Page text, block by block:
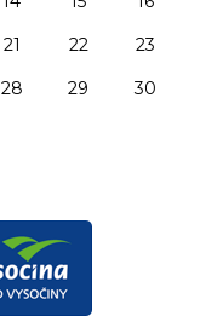
21 22
23
28 29
30